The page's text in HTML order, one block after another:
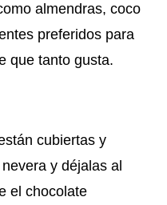
almendras, coco
preferidos para
que tanto gusta.
cubiertas y
y déjalas al
el chocolate